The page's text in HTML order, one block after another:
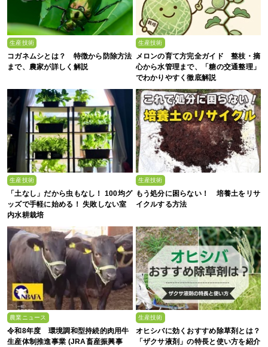
生産技術
コガネムシとは？ 特徴から防除方法
まで、農家が詳しく解説
生産技術
メロンの育て方完全ガイド 整枝・摘
心から水管理まで、「糖の交通整理」
でわかりやすく徹底解説
生産技術
「土なし」だから虫もなし！ 100均グ
ッズで手軽に始める！ 失敗しない室
内水耕栽培
生産技術
もう処分に困らない！ 培養土をリサ
イクルする方法
農業ニュース
令和8年度 環境調和型持続的肉用牛
生産体制推進事業 (JRA畜産振興事
生産技術
オヒシバに効くおすすめ除草剤とは？
「ザクサ液剤」の特長と使い方を紹介